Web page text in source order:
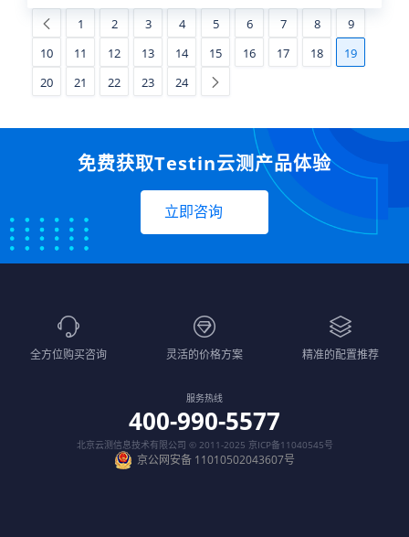
1 2 3 4 5 6 7 8
9
10
11 12 13 14 15 16 17 18
19
20
21 22 23 24
免费获取Testin云测产品体验
立即咨询
全方位购买咨询 灵活的价格方案 精准的配置推荐
服务热线
400-990-5577
北京云测信息技术有限公司 © 2011-2025 京ICP备11040545号
京公网安备 11010502043607号